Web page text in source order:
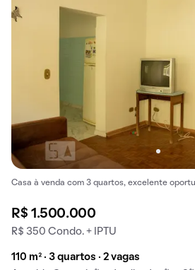
Casa à venda com 3 quartos, excelente
R$ 1.500.000
R$ 350 Condo. + IPTU
110 m² · 3 quartos · 2 vagas